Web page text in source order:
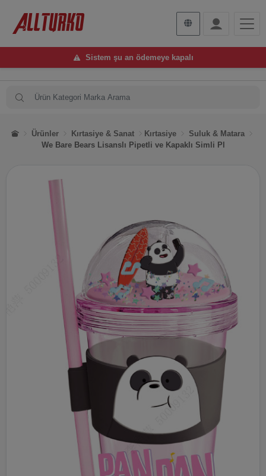
Sistem şu an ödemeye kapalı
Ürünler Kırtasiye & Sanat Kırtasiye
Suluk & Matara
We Bare Bears Lisanslı Pipetli ve Kapaklı Simli Pl